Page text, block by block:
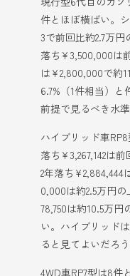
件とほぼ横ばい。
3で前回比約2.7万
落ち¥3,500,000は
は¥2,800,000で約
6.7%（1件相当）
前提で見るべき水準
ハイブリッド車
落ち¥3,267,142は
2年落ち¥2,884,444
0,000は約2.5万円
78,750は約10.5万
い。ハイブリッド
ると見てよいだろう
4WD車RP7型は8件